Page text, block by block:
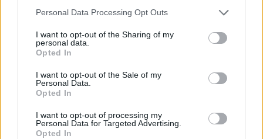
Please note that this website/app uses one or more Google
not limited to your visit or usage behaviour. You may click to
grant or deny consent to Google and its third-party tags to
use your data for below specified purposes in below Google
consent section.
Personal Data Processing Opt Outs
I want to opt-out of the Sharing of my
personal data.
Opted In
I want to opt-out of the Sale of my
Personal Data.
Opted In
I want to opt-out of processing my
Personal Data for Targeted Advertising.
Opted In
τελευταίους μήνες, η χρηματιστηριακή αγορά έχει
επενδυτές να αμφισβητούν και τις δύο κυρίαρχες
αφηγήσεις του bitcoin:
χρυσός» που θα πρέπει να επωφεληθεί από
τη γεωπολιτική αβεβαιότητα και ότι
διαπραγματεύεται σαν beta μετοχή
τεχνολογίας.